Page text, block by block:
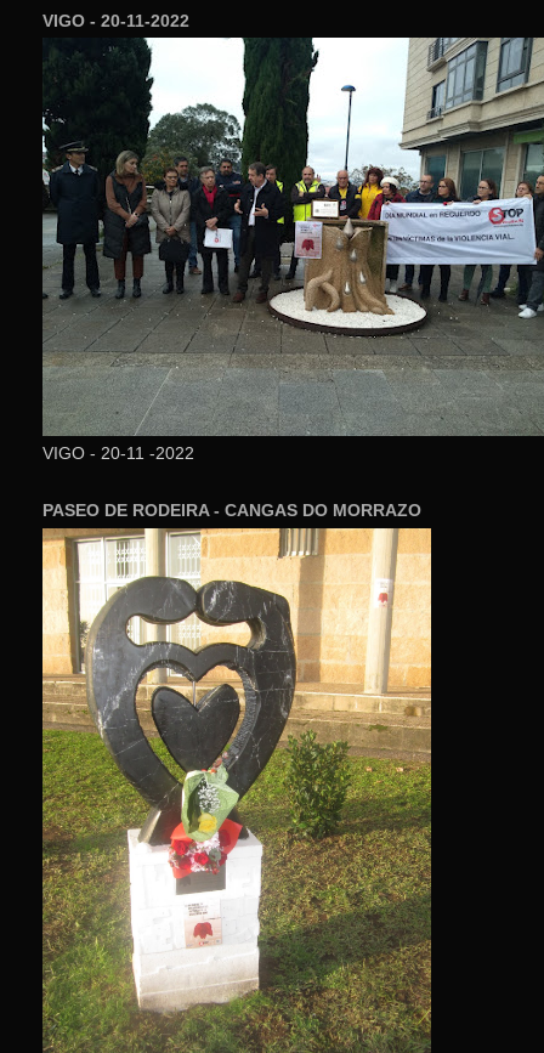
VIGO - 20-11-2022
VIGO - 20-11 -2022
PASEO DE RODEIRA - CANGAS DO MORRAZO